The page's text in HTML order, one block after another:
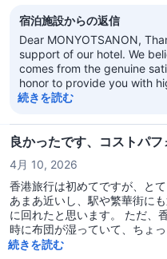
宿泊施設からの返信
Dear MONYOTSANON,
support of our hotel. We
comes from the genuine
honor to provide you with
business trips or leisure
regards, Regal Kowloon
続きを読む
良かったです、コストパフ
4月 10, 2026
香港旅行は初めてですが、と
あまあ近いし、駅や繁華街に
に回れたと思います。 ただ、
時に布団が湿っていて、ちょ
からの景色は完全に目の前の
続きを読む